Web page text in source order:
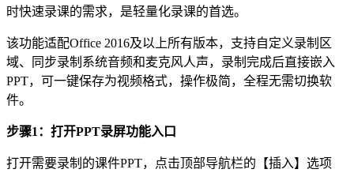
时快速录课的需求，是轻量化录课的首选。
该功能适配Office 2016及以上所有版本，支持自定义录制区
域、同步录制系统音频和麦克风人声，录制完成后直接嵌入
PPT，可一键保存为视频格式，操作极简，全程无需切换软
件。
步骤1：打开PPT录屏功能入口
打开需要录制的课件PPT，点击顶部导航栏的【插入】选项